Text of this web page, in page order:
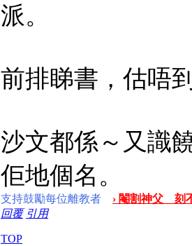
派。
前排睇書，估唔
沙文都係～又識
佢地個名。
支持鼓勵每位離教者
› 閹割神父 刻
回覆 引用
TOP